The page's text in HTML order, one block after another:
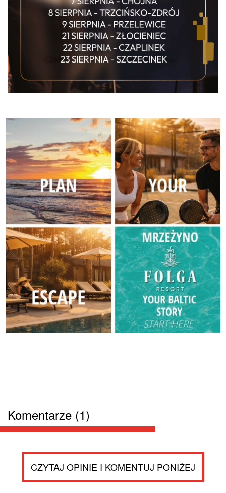
Komentarze (1)
CZYTAJ OPINIE I KOMENTUJ PONIŻEJ